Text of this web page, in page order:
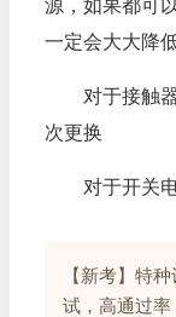
源，如果都可
一定会大大降
对于接触
次更换
对于开关
【新考】特
试，高通过率